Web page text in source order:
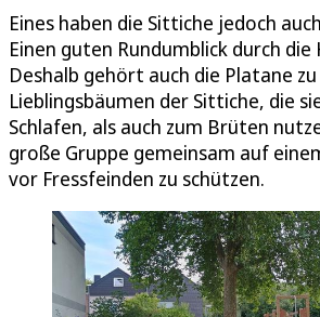
Eines haben die Sittiche jedoch
Einen guten Rundumblick durch
Deshalb gehört auch die Platane
Lieblingsbäumen der Sittiche, die
Schlafen, als auch zum Brüten
große Gruppe gemeinsam auf
vor Fressfeinden zu schützen.